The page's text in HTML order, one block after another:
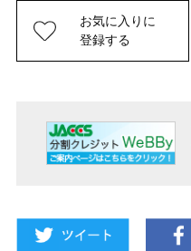
お気に入りに
登録する